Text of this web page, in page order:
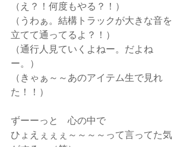
（え？！何度もやる？！）
（うわぁ。結構トラックが大きな音を
立てて通ってるよ？！）
（通行人見ていくよねー。だよね
ー。）
（きゃぁ～～あのアイテム生で見れ
た！！）
ずーーっと　心の中で
ひょえぇぇぇ～～～～って言ってた気